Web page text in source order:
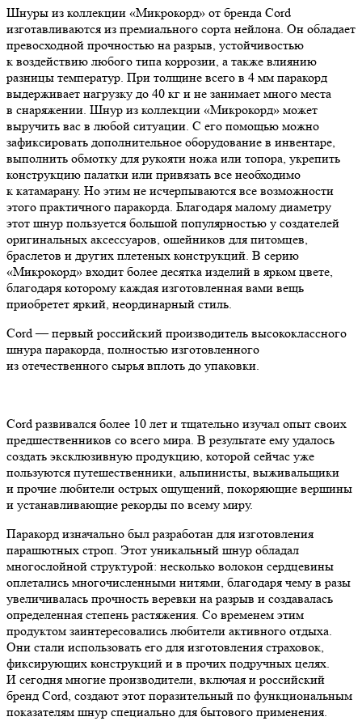
Шнуры из коллекции «Микрокорд» от бренда Cord
изготавливаются из премиального сорта нейлона. Он обладает
превосходной прочностью на разрыв, устойчивостью
к воздействию любого типа коррозии, а также влиянию
разницы температур. При толщине всего в 4 мм паракорд
выдерживает нагрузку до 40 кг и не занимает много места
в снаряжении. Шнур из коллекции «Микрокорд» может
выручить вас в любой ситуации. С его помощью можно
зафиксировать дополнительное оборудование в инвентаре,
выполнить обмотку для рукояти ножа или топора, укрепить
конструкцию палатки или привязать все необходимо
к катамарану. Но этим не исчерпываются все возможности
этого практичного паракорда. Благодаря малому диаметру
этот шнур пользуется большой популярностью у создателей
оригинальных аксессуаров, ошейников для питомцев,
браслетов и других плетеных конструкций. В серию
«Микрокорд» входит более десятка изделий в ярком цвете,
благодаря которому каждая изготовленная вами вещь
приобретет яркий, неординарный стиль.
Cord — первый российский производитель высококлассного
шнура паракорда, полностью изготовленного
из отечественного сырья вплоть до упаковки.
Cord развивался более 10 лет и тщательно изучал опыт своих
предшественников со всего мира. В результате ему удалось
создать эксклюзивную продукцию, которой сейчас уже
пользуются путешественники, альпинисты, выживальщики
и прочие любители острых ощущений, покоряющие вершины
и устанавливающие рекорды по всему миру.
Паракорд изначально был разработан для изготовления
парашютных строп. Этот уникальный шнур обладал
многослойной структурой: несколько волокон сердцевины
оплетались многочисленными нитями, благодаря чему в разы
увеличивалась прочность веревки на разрыв и создавалась
определенная степень растяжения. Со временем этим
продуктом заинтересовались любители активного отдыха.
Они стали использовать его для изготовления страховок,
фиксирующих конструкций и в прочих подручных целях.
И сегодня многие производители, включая и российский
бренд Cord, создают этот поразительный по функциональным
показателям шнур специально для бытового применения.